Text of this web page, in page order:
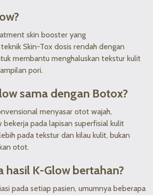
skin booster yang
Skin-Tox dosis rendah dengan
membantu menghaluskan tekstur kulit
pori.
sama dengan Botox?
menyasar otot wajah,
bekerja pada lapisan superfisial kulit
pada tekstur dan kilau kulit, bukan
otot.
hasil K-Glow bertahan?
pada setiap pasien, umumnya beberapa